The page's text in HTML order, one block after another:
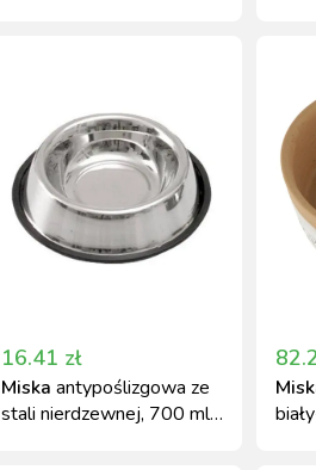
16.41 zł
Miska antypoślizgowa ze
stali nierdzewnej, 700 ml,